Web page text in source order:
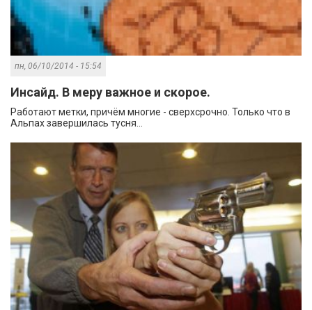
пн, 06/10/2014 - 15:54
Инсайд. В меру важное и скорое.
Работают метки, причём многие - сверхсрочно. Только что в
Альпах завершилась тусня...